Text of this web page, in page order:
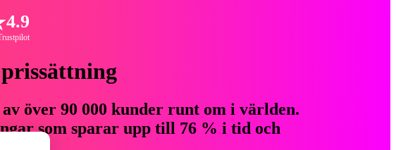
4.9
över 90 000 kunder runt om i världen.
som sparar upp till 76 % i tid och